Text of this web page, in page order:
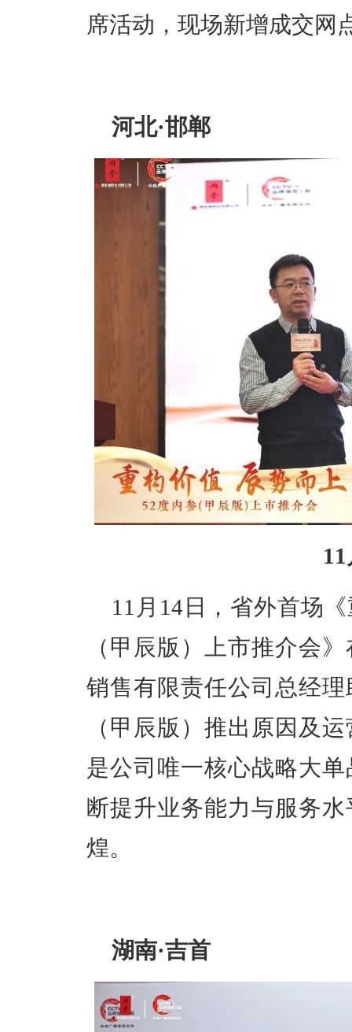
席活动，现场新增成交网
河北·邯郸
11月14日，省外首场
（甲辰版）上市推介会
销售有限责任公司总经
（甲辰版）推出原因及
是公司唯一核心战略大
断提升业务能力与服务
煌。
湖南·吉首